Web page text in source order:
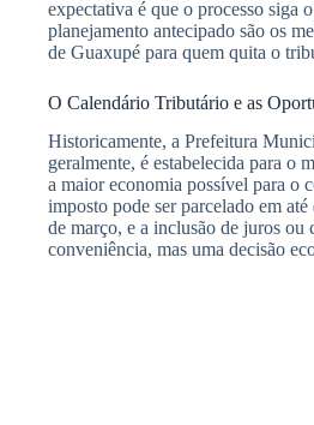
expectativa é que o processo siga
planejamento antecipado são os
de Guaxupé para quem quita o
O Calendário Tributário e as
Historicamente, a Prefeitura
geralmente, é estabelecida para o
a maior economia possível para o
imposto pode ser parcelado em
de março, e a inclusão de juros ou
conveniência, mas uma decisão